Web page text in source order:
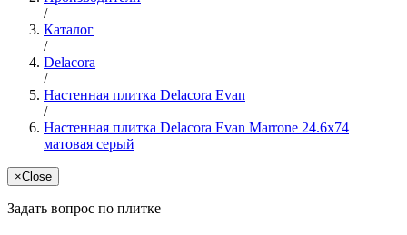
/
Каталог
/
Delacora
/
Настенная плитка Delacora Evan
/
Настенная плитка Delacora Evan Marrone 24.6x74
матовая серый
×Close
Задать вопрос по плитке